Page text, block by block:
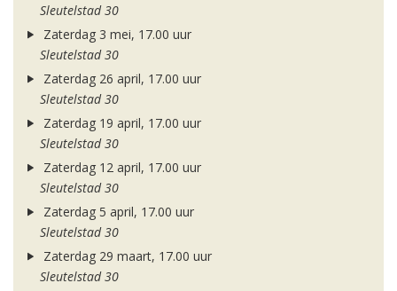
Sleutelstad 30
Zaterdag 3 mei, 17.00 uur
Sleutelstad 30
Zaterdag 26 april, 17.00 uur
Sleutelstad 30
Zaterdag 19 april, 17.00 uur
Sleutelstad 30
Zaterdag 12 april, 17.00 uur
Sleutelstad 30
Zaterdag 5 april, 17.00 uur
Sleutelstad 30
Zaterdag 29 maart, 17.00 uur
Sleutelstad 30